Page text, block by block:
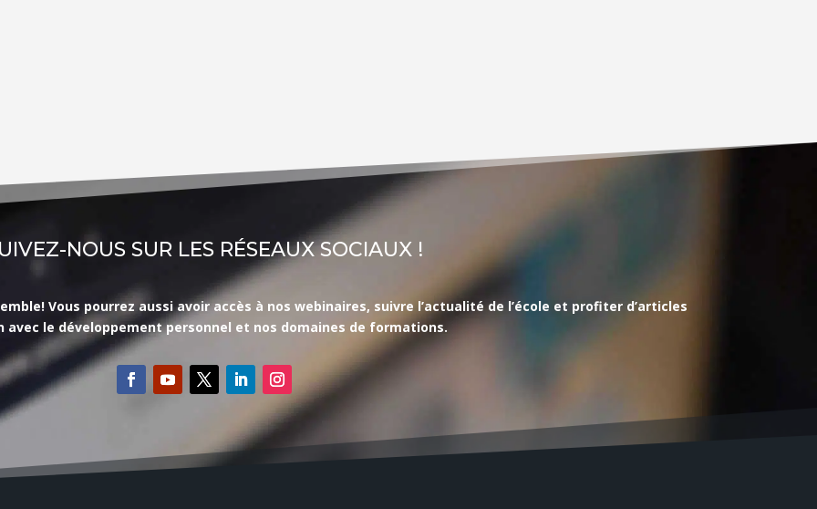
NOUS SUR LES RÉSEAUX SOCIAUX !
Vous pourrez aussi avoir accès à nos webinaires, suivre l’actualité de l’école et profiter d’articles
avec le développement personnel et nos domaines de formations.